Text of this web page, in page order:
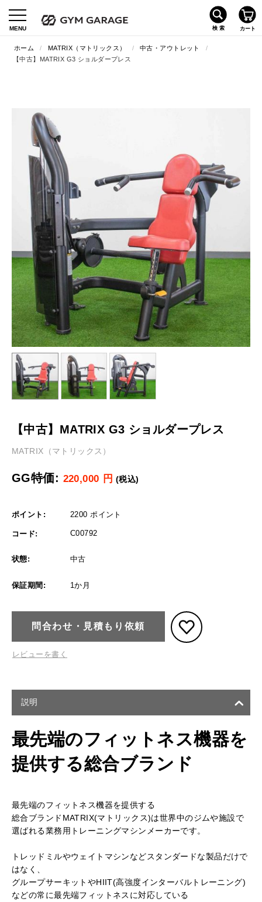
ホーム / MATRIX（マトリックス） / 中古・アウトレット
/
【中古】MATRIX G3 ショルダープレス
【中古】MATRIX G3 ショルダープレス
MATRIX（マトリックス）
GG特価: 220,000 円 (税込)
ポイント: 2200 ポイント
コード: C00792
状態: 中古
保証期間: 1か月
問合わせ・見積もり依頼
レビューを書く
説明
最先端のフィットネス機器を
提供する総合ブランド
最先端のフィットネス機器を提供する
総合ブランドMATRIX(マトリックス)は世界中のジムや施設で
選ばれる業務用トレーニングマシンメーカーです。
トレッドミルやウェイトマシンなどスタンダードな製品だけで
はなく、
グループサーキットやHIIT(高強度インターバルトレーニング)
などの常に最先端フィットネスに対応している